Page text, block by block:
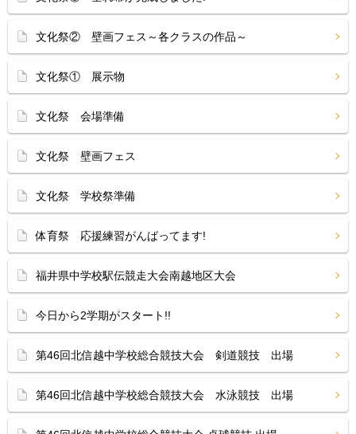
文化祭② 壁画フェス～各クラスの作品～
文化祭① 展示物
文化祭 会場準備
文化祭 壁画フェス
文化祭 学校祭準備
体育祭 応援練習がんばってます!
福井県中学校駅伝競走大会南越地区大会
今日から2学期がスタート!!
第46回北信越中学校総合競技大会 剣道競技 出場
第46回北信越中学校総合競技大会 水泳競技 出場